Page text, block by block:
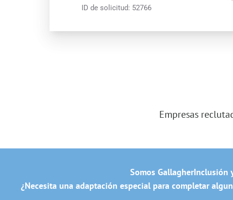
ID de solicitud: 52766
Empresas
Somos GallagherInclusión
¿Necesita una adaptación especial para completar